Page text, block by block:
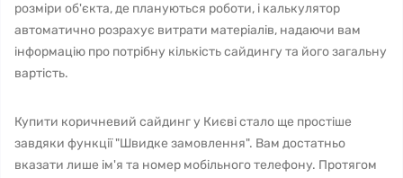
розміри об'єкта, де плануються роботи, і калькулятор
автоматично розрахує витрати матеріалів, надаючи вам
інформацію про потрібну кількість сайдингу та його загальну
вартість.
Купити коричневий сайдинг у Києві стало ще простіше
завдяки функції "Швидке замовлення". Вам достатньо
вказати лише ім'я та номер мобільного телефону. Протягом